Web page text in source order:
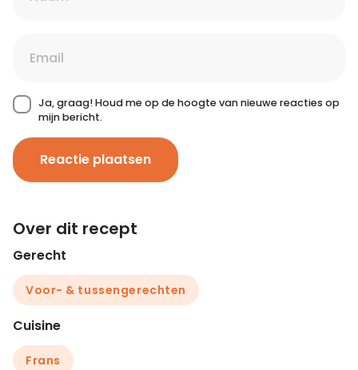
Ja, graag! Houd me op de hoogte van nieuwe reacties op
mijn bericht.
Reactie plaatsen
Over dit recept
Gerecht
Voor- & tussengerechten
Cuisine
Frans